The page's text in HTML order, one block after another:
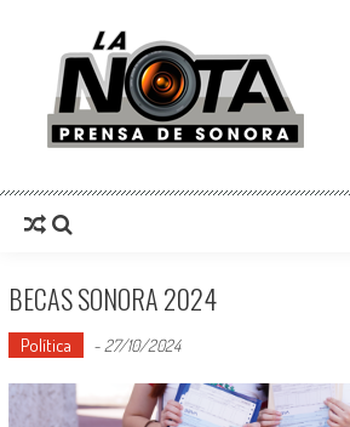
La Nota Prensa De Sonora
BECAS SONORA 2024
Política - 27/10/2024